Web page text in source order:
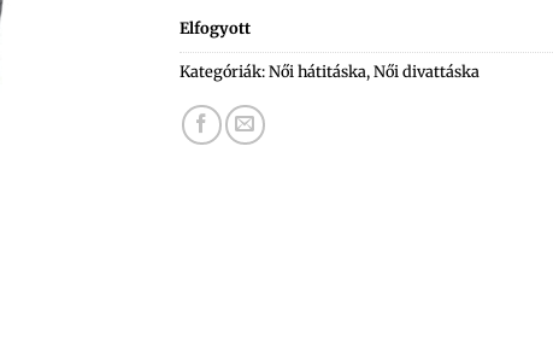
Elfogyott
Kategóriák:Női hátitáska,Női divattáska